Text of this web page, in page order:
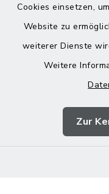
Cookies einsetzen,
Website zu
weiterer Dienste
Weitere
Zur